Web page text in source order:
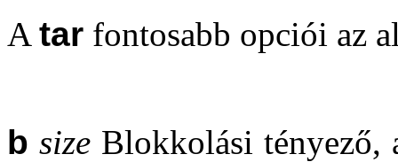
A tar fontosabb opciói az
b size Blokkolási tényező,